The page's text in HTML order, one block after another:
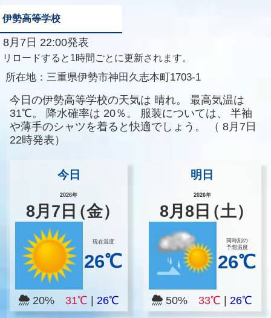
伊勢高等学校
8月7日 22:00発表
リロードすると1時間ごとに更新されます。
所在地： 三重県伊勢市神田久志本町1703-1
今日の伊勢高等学校の天気は 晴れ。
最高気温は
31℃。
降水確率は 20％。 服装については、
半袖
や薄手のシャツを着ると快適でしょう。
（ 8月7日
22時発表）
今日
2026年
8月 7 日（金）
現在温度
26℃
20% 31℃ 26℃
明日
2026年
8月8 日（土）
同時刻の
予想温度
26℃
50%33℃ |26℃